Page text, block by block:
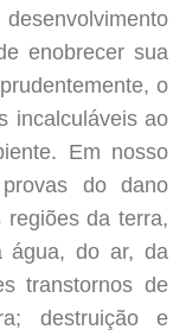
enobrecer sua
o
incalculáveis ao
Em nosso
do dano
da terra,
água, do ar, da
transtornos de
destruição e